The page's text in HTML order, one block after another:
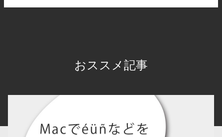
おススメ記事